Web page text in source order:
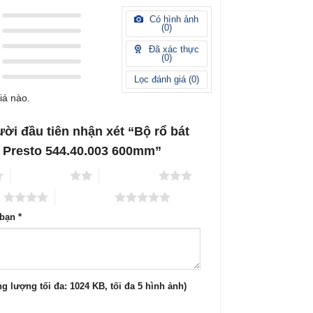
Có hình ảnh
(0)
Đã xác thực
(0)
Lọc đánh giá (0)
nào.
đầu tiên nhận xét “Bộ rổ bát
544.40.003 600mm”
*
lượng tối đa: 1024 KB, tối đa 5 hình ảnh)